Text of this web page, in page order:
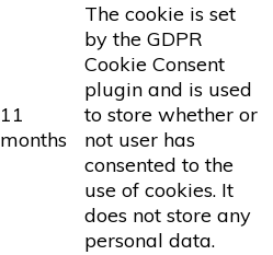
11
months
The cookie is set
by the GDPR
Cookie Consent
plugin and is used
to store whether or
not user has
consented to the
use of cookies. It
does not store any
personal data.